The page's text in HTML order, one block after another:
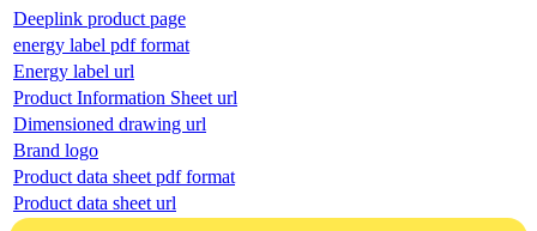
Deeplink product page
energy label pdf format
Energy label url
Product Information Sheet url
Dimensioned drawing url
Brand logo
Product data sheet pdf format
Product data sheet url